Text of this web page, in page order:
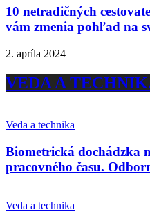
10 netradičných
vám zmenia pohľad na
2. apríla 2024
VEDA A
Veda a technika
Biometrická dochádzka
pracovného času.
Veda a technika